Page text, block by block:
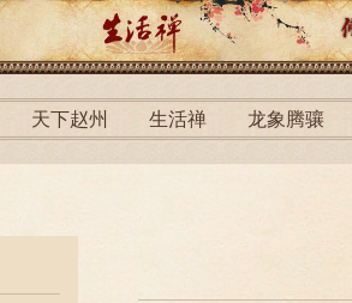
天下赵州 生活禅 龙象腾骧